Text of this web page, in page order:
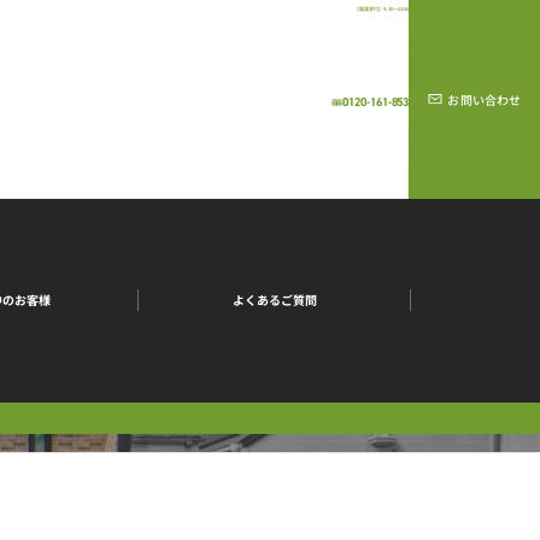
【電話受付】9:30～21:00
0120-161-853 お問い合わせ
お客様 よくあるご質問